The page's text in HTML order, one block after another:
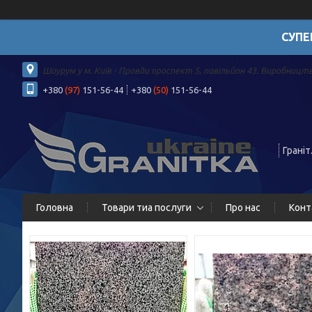
Шоурум у м. Київ - Правди проспект 5, павільйон 43.
+380 (97) 151-56-44 +380 (50) 151-56-44
Головна Товари тиа послуги Про нас